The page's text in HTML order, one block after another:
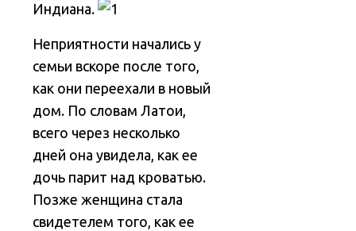
Индиана.
Неприятности начались у
семьи вскоре после того,
как они переехали в новый
дом. По словам Латои,
всего через несколько
дней она увидела, как ее
дочь парит над кроватью.
Позже женщина стала
свидетелем того, как ее